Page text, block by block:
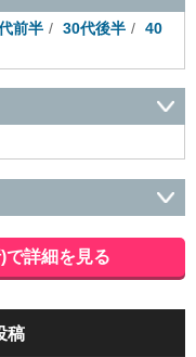
前半 30代後半
40
売・流通・外食・食
ント・ゲーム関連
美
ブ・デザイン・映像・
ITエンジニア（システ
で詳細を見る
稿